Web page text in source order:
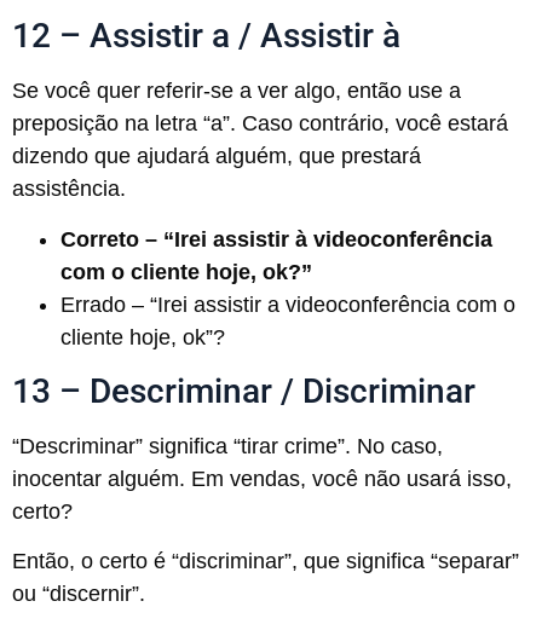
12 – Assistir a / Assistir à
Se você quer referir-se a ver algo, então use a
preposição na letra “a”. Caso contrário, você estará
dizendo que ajudará alguém, que prestará
assistência.
Correto – “Irei assistir à videoconferência
com o cliente hoje, ok?”
Errado – “Irei assistir a videoconferência com o
cliente hoje, ok”?
13 – Descriminar / Discriminar
“Descriminar” significa “tirar crime”. No caso,
inocentar alguém. Em vendas, você não usará isso,
certo?
Então, o certo é “discriminar”, que significa “separar”
ou “discernir”.